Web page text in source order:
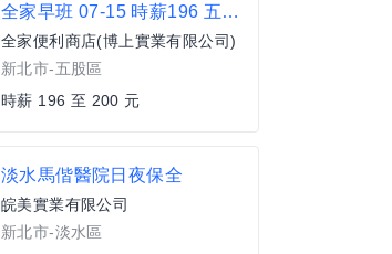
全家早班 07-15 時薪196 五股自強
全家便利商店(博上實業有限公司)
新北市-五股區
時薪 196 至 200 元
淡水馬偕醫院日夜保全
皖美實業有限公司
新北市-淡水區